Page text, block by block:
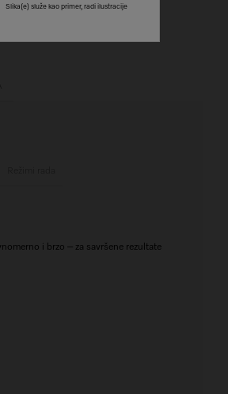
i brzo – za savršene rezultate
Slika(e) služe kao primer, radi ilustracije